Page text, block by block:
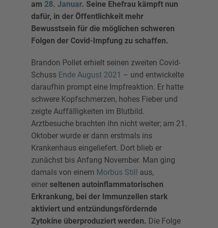
am 28. Januar. Seine Ehefrau kämpft nun
dafür, in der Öffentlichkeit mehr
Bewusstsein für die möglichen schweren
Folgen der Covid-Impfung zu schaffen.
Brandon Pollet erhielt seinen zweiten Covid-
Schuss Ende August 2021 – und entwickelte
daraufhin prompt eine Impfreaktion. Er hatte
schwere Kopfschmerzen, hohes Fieber und
zeigte Auffälligkeiten im Blutbild.
Arztbesuche brachten ihn nicht weiter; am 21.
Oktober wurde er dann erstmals ins
Krankenhaus eingeliefert. Dort blieb er
zunächst bis Anfang November. Man ging
damals von einem Morbus Still aus,
einer seltenen autoinflammatorischen
Erkrankung, bei der Immunzellen stark
aktiviert und entzündungsfördernde
Zytokine überproduziert werden. Die Folge